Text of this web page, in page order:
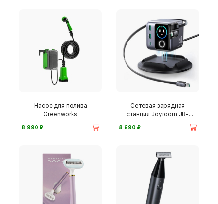
Насос для полива
Greenworks
8 990 ⃏
Сетевая зарядная
станция Joyroom JR-
8 990 ⃏